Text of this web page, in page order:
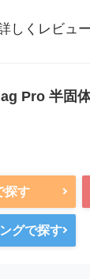
くレビュ
Pro 半固
探す
グで探す